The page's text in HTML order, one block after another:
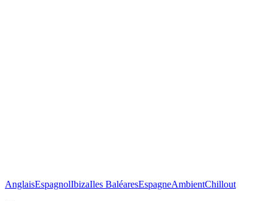
AnglaisEspagnolIbizaIles BaléaresEspagneAmbientChillout